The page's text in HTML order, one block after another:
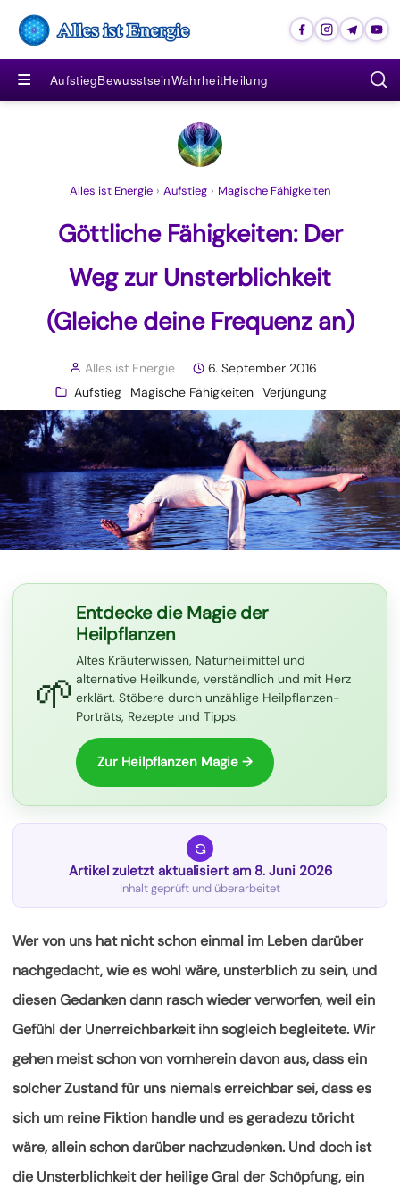
≡ AufstiegBewusstseinWahrheitHeilung
Alles ist Energie › Aufstieg › Magische Fähigkeiten
Göttliche Fähigkeiten: Der
Weg zur Unsterblichkeit
(Gleiche deine Frequenz an)
Alles ist Energie
6. September 2016
Aufstieg
Magische Fähigkeiten Verjüngung
🌱
Entdecke die Magie der
Heilpflanzen
Altes Kräuterwissen, Naturheilmittel und
alternative Heilkunde, verständlich und mit Herz
erklärt. Stöbere durch unzählige Heilpflanzen-
Porträts, Rezepte und Tipps.
Zur Heilpflanzen Magie →
Artikel zuletzt aktualisiert am 8. Juni 2026
Inhalt geprüft und überarbeitet
Wer von uns hat nicht schon einmal im Leben darüber
nachgedacht, wie es wohl wäre, unsterblich zu sein, und
diesen Gedanken dann rasch wieder verworfen, weil ein
Gefühl der Unerreichbarkeit ihn sogleich begleitete. Wir
gehen meist schon von vornherein davon aus, dass ein
solcher Zustand für uns niemals erreichbar sei, dass es
sich um reine Fiktion handle und es geradezu töricht
wäre, allein schon darüber nachzudenken. Und doch ist
die Unsterblichkeit der heilige Gral der Schöpfung, ein